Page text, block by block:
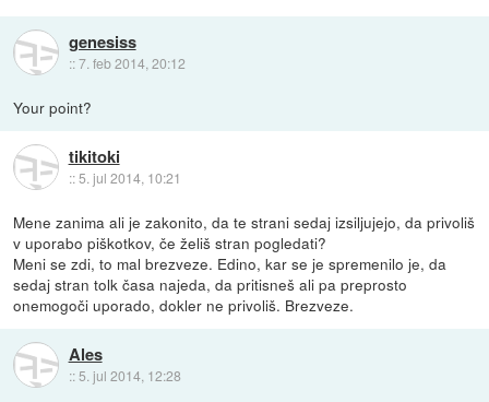
genesiss
::7. feb 2014, 20:12
Your point?
tikitoki
::5. jul 2014, 10:21
Mene zanima ali je zakonito, da te strani sedaj izsiljujejo, da privoliš
v uporabo piškotkov, če želiš stran pogledati?
Meni se zdi, to mal brezveze. Edino, kar se je spremenilo je, da
sedaj stran tolk časa najeda, da pritisneš ali pa preprosto
onemogoči uporado, dokler ne privoliš. Brezveze.
Ales
:: 5. jul 2014, 12:28